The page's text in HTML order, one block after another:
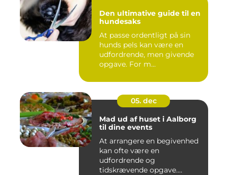
Den ultimative guide til en
hundesaks
At passe ordentligt på sin
hunds pels kan være en
udfordrende, men givende
opgave. For m...
05. dec
Mad ud af huset i Aalborg
til dine events
At arrangere en begivenhed
kan ofte være en
udfordrende og
tidskrævende opgave.